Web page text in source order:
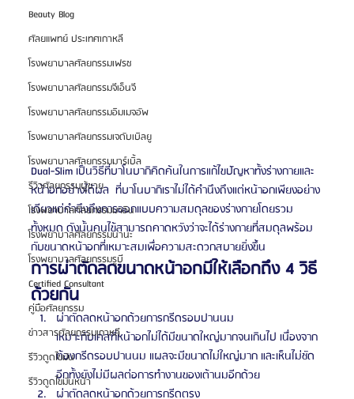
Beauty Blog
ศัลยแพทย์ ประเทศเกาหลี
โรงพยาบาลศัลยกรรมเฟรช
โรงพยาบาลศัลยกรรมจีเอ็นจี
โรงพยาบาลศัลยกรรมอิมเมจอัพ
โรงพยาบาลศัลยกรรมเจดับเบิลยู
โรงพยาบาลศัลยกรรมมาร์เบิ้ล
รีวิวศัลยกรรมผู้ชาย
โรงพยาบาลศัลยกรรมมาอิน
โรงพยาบาลศัลยกรรมนานะ
โรงพยาบาลศัลยกรรมรูบี
Certified Consultant
คู่มือศัลยกรรม
ข่าวสารศัลยกรรมเกาหลี
รีวิวดูดไขมัน
รีวิวดูดไขมันหน้า
Dual-Slim เป็นวิธีที่บาโนบากิคิดค้นในการแก้ไขปัญหาทั้งร่างกายและ
หน้าอกอย่างได้ผล  ที่บาโนบากิเราไม่ได้คำนึงถึงแต่หน้าอกเพียงอย่าง
เดียวแต่คำนึงถึงการออกแบบความสมดุลของร่างกายโดยรวม
ทั้งหมด ดังนั้นคนไข้สามารถคาดหวังว่าจะได้ร่างกายที่สมดุลพร้อม
กับขนาดหน้าอกที่เหมาะสมเพื่อความสะดวกสบายยิ่งขึ้น
การผ่าตัดลดขนาดหน้าอกมีให้เลือกถึง 4 วิธี
ด้วยกัน
ผ่าตัดลดหน้าอกด้วยการกรีดรอบปานนม
เหมาะกับเคสที่หน้าอกไม่ได้มีขนาดใหญ่มากจนเกินไป เนื่องจาก
ต้องกรีดรอบปานนม แผลจะมีขนาดไม่ใหญ่มาก และเห็นไม่ชัด
อีกทั้งยังไม่มีผลต่อการทำงานของเต้านมอีกด้วย
ผ่าตัดลดหน้าอกด้วยการกรีดตรง